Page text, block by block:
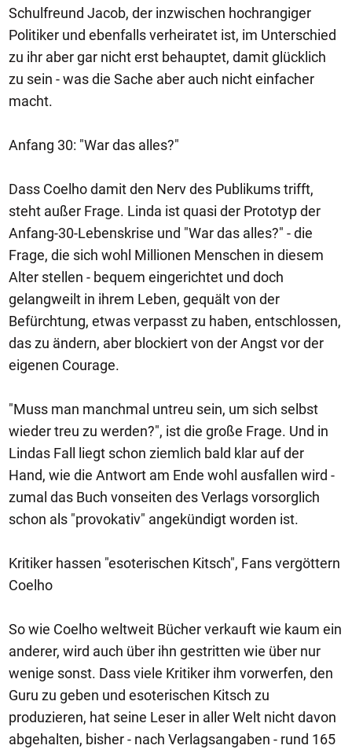
Schulfreund Jacob, der inzwischen hochrangiger
Politiker und ebenfalls verheiratet ist, im Unterschied
zu ihr aber gar nicht erst behauptet, damit glücklich
zu sein - was die Sache aber auch nicht einfacher
macht.
Anfang 30: "War das alles?"
Dass Coelho damit den Nerv des Publikums trifft,
steht außer Frage. Linda ist quasi der Prototyp der
Anfang-30-Lebenskrise und "War das alles?" - die
Frage, die sich wohl Millionen Menschen in diesem
Alter stellen - bequem eingerichtet und doch
gelangweilt in ihrem Leben, gequält von der
Befürchtung, etwas verpasst zu haben, entschlossen,
das zu ändern, aber blockiert von der Angst vor der
eigenen Courage.
"Muss man manchmal untreu sein, um sich selbst
wieder treu zu werden?", ist die große Frage. Und in
Lindas Fall liegt schon ziemlich bald klar auf der
Hand, wie die Antwort am Ende wohl ausfallen wird -
zumal das Buch vonseiten des Verlags vorsorglich
schon als "provokativ" angekündigt worden ist.
Kritiker hassen "esoterischen Kitsch", Fans vergöttern
Coelho
So wie Coelho weltweit Bücher verkauft wie kaum ein
anderer, wird auch über ihn gestritten wie über nur
wenige sonst. Dass viele Kritiker ihm vorwerfen, den
Guru zu geben und esoterischen Kitsch zu
produzieren, hat seine Leser in aller Welt nicht davon
abgehalten, bisher - nach Verlagsangaben - rund 165